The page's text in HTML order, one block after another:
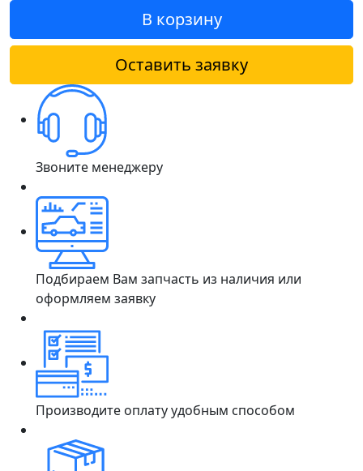
В корзину
Оставить заявку
Звоните менеджеру
Подбираем Вам запчасть из наличия или
оформляем заявку
Производите оплату удобным способом